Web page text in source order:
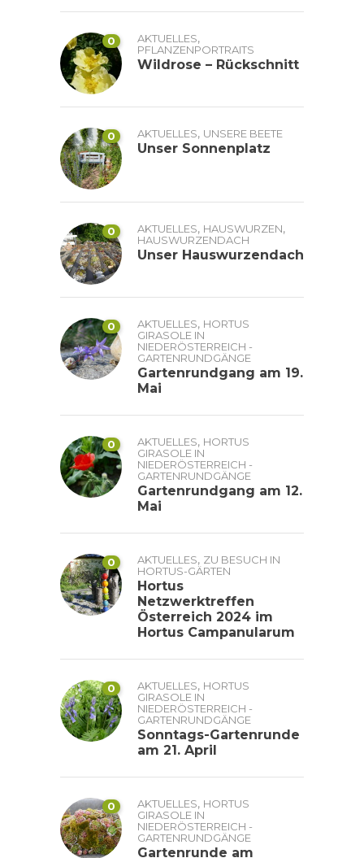
0 AKTUELLES,
PFLANZENPORTRAITS
Wildrose – Rückschnitt
0 AKTUELLES, UNSERE BEETE
Unser Sonnenplatz
0 AKTUELLES, HAUSWURZEN,
HAUSWURZENDACH
Unser Hauswurzendach
0 AKTUELLES, HORTUS
GIRASOLE IN
NIEDERÖSTERREICH -
GARTENRUNDGÄNGE
Gartenrundgang am 19.
Mai
0 AKTUELLES, HORTUS
GIRASOLE IN
NIEDERÖSTERREICH -
GARTENRUNDGÄNGE
Gartenrundgang am 12.
Mai
0 AKTUELLES, ZU BESUCH IN
HORTUS-GÄRTEN
Hortus
Netzwerktreffen
Österreich 2024 im
Hortus Campanularum
0 AKTUELLES, HORTUS
GIRASOLE IN
NIEDERÖSTERREICH -
GARTENRUNDGÄNGE
Sonntags-Gartenrunde
am 21. April
0 AKTUELLES, HORTUS
GIRASOLE IN
NIEDERÖSTERREICH -
GARTENRUNDGÄNGE
Gartenrunde am